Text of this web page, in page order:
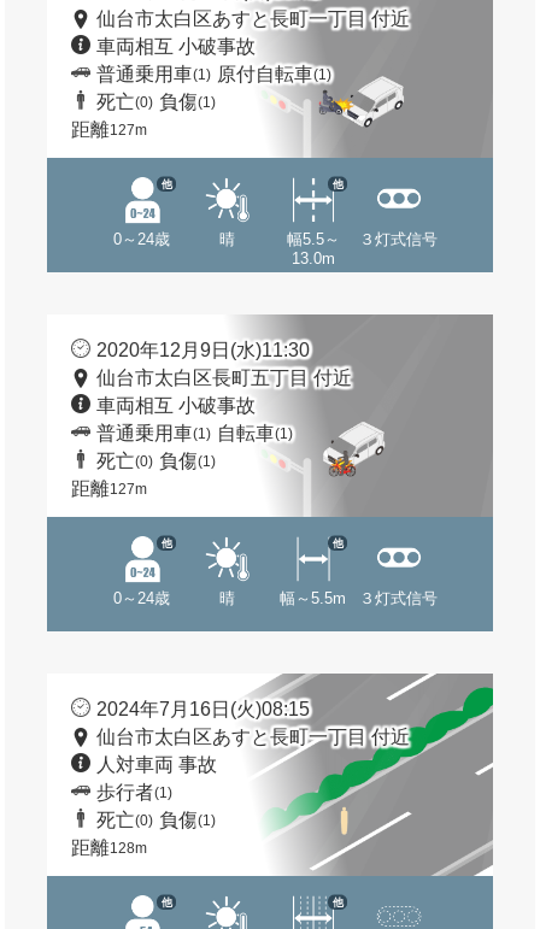
仙台市太白区あすと長町一丁目 付近
車両相互 小破事故
普通乗用車(1) 原付自転車(1)
死亡(0) 負傷(1)
距離127m
0～24歳
他
晴
幅5.5～
13.0m
他
３灯式信号
2020年12月9日(水)11:30
仙台市太白区長町五丁目 付近
車両相互 小破事故
普通乗用車(1) 自転車(1)
死亡(0) 負傷(1)
距離127m
0～24歳
他
晴 幅～5.5m
他
３灯式信号
2024年7月16日(火)08:15
仙台市太白区あすと長町一丁目 付近
人対車両 事故
歩行者(1)
死亡(0) 負傷(1)
距離128m
他 他